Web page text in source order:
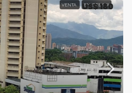
VENTA EN OFERTA
US$ 180